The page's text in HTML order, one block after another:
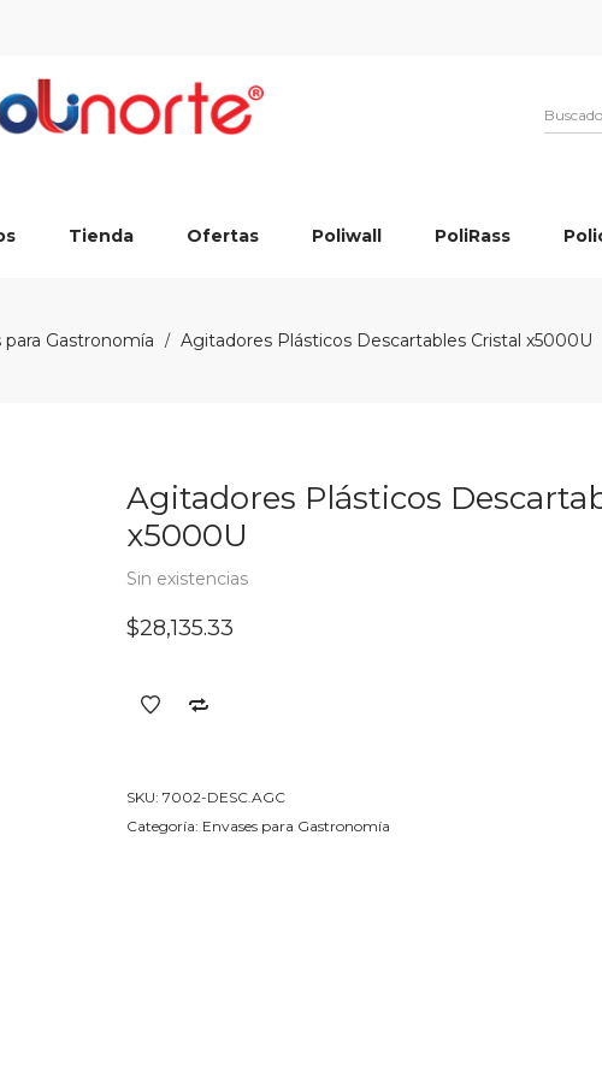
Tienda Ofertas Poliwall PoliRass
para Gastronomía / Agitadores Plásticos Descartables Cristal x5000U
Agitadores Plásticos
x5000U
Sin existencias
$28,135.33
SKU: 7002-DESC.AGC
Categoría: Envases para Gastronomía